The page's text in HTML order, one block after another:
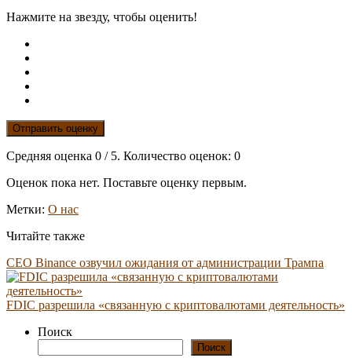
Нажмите на звезду, чтобы оценить!
Отправить оценку
Средняя оценка 0 / 5. Количество оценок: 0
Оценок пока нет. Поставьте оценку первым.
Метки: О нас
Читайте также
CEO Binance озвучил ожидания от администрации Трампа
FDIC разрешила «связанную с криптовалютами деятельность»
Поиск
Поиск